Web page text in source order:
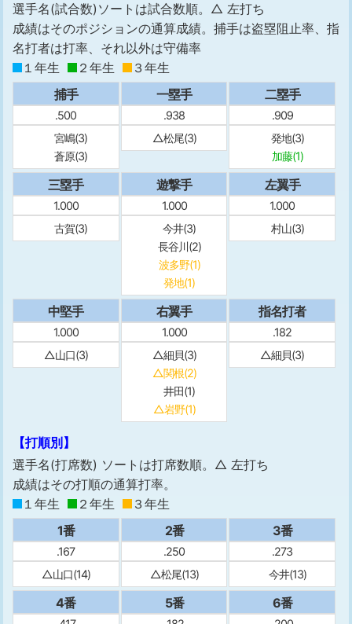
選手名(試合数)ソートは試合数順。△ 左打ち
成績はそのポジションの通算成績。捕手は盗塁阻止率、指
名打者は打率、それ以外は守備率
１年生
２年生
３年生
捕手
.500
宮嶋(3)
蒼原(3)
一塁手
.938
△松尾(3)
二塁手
.909
発地(3)
加藤(1)
三塁手
1.000
古賀(3)
遊撃手
1.000
今井(3)
長谷川(2)
波多野(1)
発地(1)
左翼手
1.000
村山(3)
中堅手
1.000
△山口(3)
右翼手
1.000
△細貝(3)
△関根(2)
井田(1)
△岩野(1)
指名打者
.182
△細貝(3)
【打順別】
選手名(打席数) ソートは打席数順。△ 左打ち
成績はその打順の通算打率。
１年生
２年生
３年生
1番
.167
△山口(14)
2番
.250
△松尾(13)
3番
.273
今井(13)
4番 5番 6番